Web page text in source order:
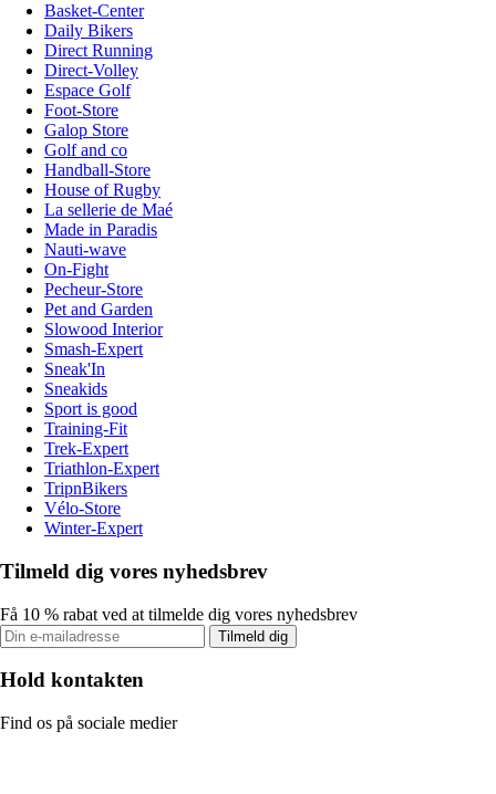
Basket-Center
Daily Bikers
Direct Running
Direct-Volley
Espace Golf
Foot-Store
Galop Store
Golf and co
Handball-Store
House of Rugby
La sellerie de Maé
Made in Paradis
Nauti-wave
On-Fight
Pecheur-Store
Pet and Garden
Slowood Interior
Smash-Expert
Sneak'In
Sneakids
Sport is good
Training-Fit
Trek-Expert
Triathlon-Expert
TripnBikers
Vélo-Store
Winter-Expert
Tilmeld dig vores nyhedsbrev
Få 10 % rabat ved at tilmelde dig vores nyhedsbrev
Tilmeld dig
Hold kontakten
Find os på sociale medier